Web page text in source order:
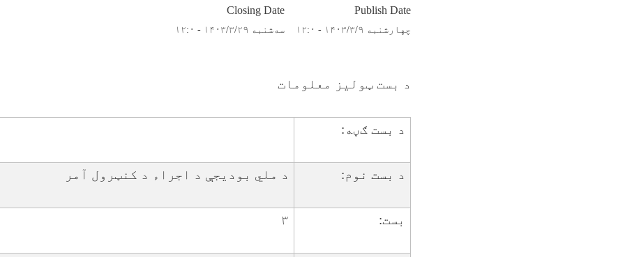
Publish Date
چهارشنبه ۱۴۰۳/۳/۹ - ۱۲:۰
Closing Date
سه‌شنبه ۱۴۰۳/۳/۲۹ - ۱۲:۰
د بست ټولیز معلومات
د بست ګڼه:
د بست نوم: د ملي بودیجې د اجراء د کنټرول آمر
بست: ۳